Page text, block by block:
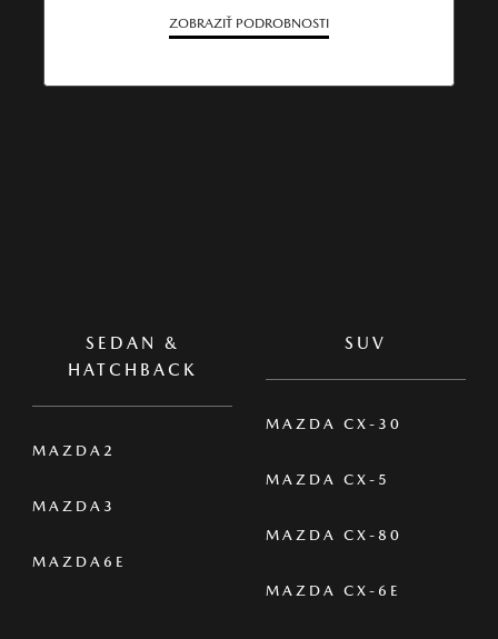
ZOBRAZIŤ PODROBNOSTI
SEDAN &
HATCHBACK
MAZDA2
MAZDA3
MAZDA6E
SUV
MAZDA CX-30
MAZDA CX-5
MAZDA CX-80
MAZDA CX-6E